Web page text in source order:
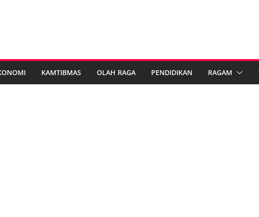
KAMTIBMAS OLAH RAGA PENDIDIKAN RAGAM